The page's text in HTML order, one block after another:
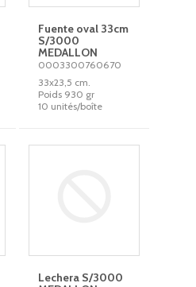
Fuente oval 33cm
S/3000
MEDALLON
0003300760670
33x23,5 cm.
Poids 930 gr
10 unités/boîte
Lechera S/3000